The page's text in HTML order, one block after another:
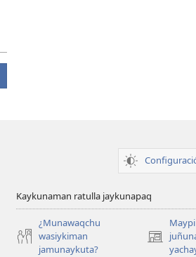
Kaykunaman ratulla jaykunapaq
¿Munawaqchu
wasiykiman
jamunaykuta?
Maypi
(abre